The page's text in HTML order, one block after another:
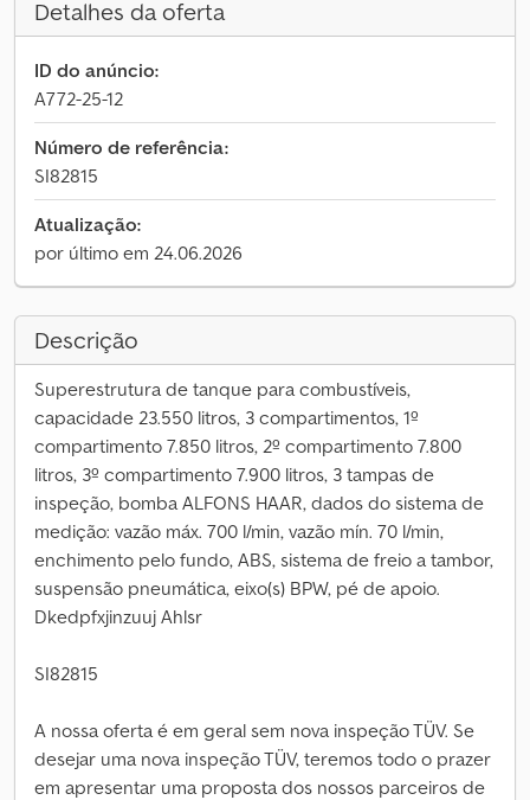
Detalhes da oferta
ID do anúncio:
A772-25-12
Número de referência:
SI82815
Atualização:
por último em 24.06.2026
Descrição
Superestrutura de tanque para combustíveis,
capacidade 23.550 litros, 3 compartimentos, 1º
compartimento 7.850 litros, 2º compartimento 7.800
litros, 3º compartimento 7.900 litros, 3 tampas de
inspeção, bomba ALFONS HAAR, dados do sistema de
medição: vazão máx. 700 l/min, vazão mín. 70 l/min,
enchimento pelo fundo, ABS, sistema de freio a tambor,
suspensão pneumática, eixo(s) BPW, pé de apoio.
Dkedpfxjinzuuj Ahlsr
SI82815
A nossa oferta é em geral sem nova inspeção TÜV. Se
desejar uma nova inspeção TÜV, teremos todo o prazer
em apresentar uma proposta dos nossos parceiros de